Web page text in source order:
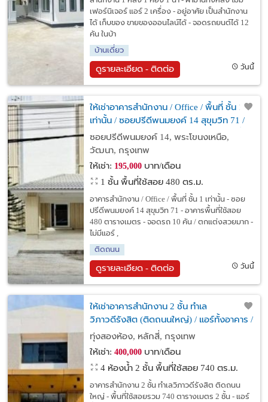
เฟอร์นิเจอร์ แอร์ 2 เครื่อง - อยู่อาศัย เป็นสำนักงาน
ได้ เก็บของ ขายของออนไลน์ได้ - จอดรถยนต์ได้ 12
คัน ในบ้า
บ้านเดี่ยว
ดูรายละเอียด - ติดต่อ วันนี้
ให้เช่าอาคารสำนักงาน / Office / พื้นที่ ชั้น 1
เท่านั้น / ซอยปรีดีพนมยงค์ 14 สุขุมวิท 71 /
เหมาะ คลีนิค , สปา , สำนักงาน , online , อื่น
ๆ
ซอยปรีดีพนมยงค์ 14, พระโขนงเหนือ,
วัฒนา, กรุงเทพ
ให้เช่า: 195,000บาท/เดือน
1 ชั้น พื้นที่ใช้สอย 480 ตร.ม.
อาคารสำนักงาน / Office / พื้นที่ ชั้น 1 เท่านั้น - ซอย
ปรีดีพนมยงค์ 14 สุขุมวิท 71 - อาคารพื้นที่ใช้สอย
480 ตารางเมตร - จอดรถ 10 คัน / ตกแต่งสวยมาก -
ไม่มีแอร์ ,
ติดถนน
ดูรายละเอียด - ติดต่อ วันนี้
ให้เช่าอาคารสำนักงาน 2 ชั้น ทำเล
วิภาวดีรังสิต (ติดถนนใหญ่) / แอร์ทั้งอาคาร /
จอดรถหลายคัน / เหมาะหลากหลายธุรกิจ
ทุ่งสองห้อง, หลักสี่, กรุงเทพ
ให้เช่า: 400,000บาท/เดือน
4 ห้องน้ำ 2 ชั้น พื้นที่ใช้สอย 740 ตร.ม.
อาคารสำนักงาน 2 ชั้น ทำเลวิภาวดีรังสิต ติดถนน
ใหญ่ - พื้นที่ใช้สอยรวม 740 ตารางเมตร 2 ชั้น - แอร์